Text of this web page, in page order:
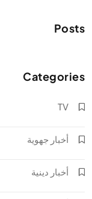
Posts
Categories
TV
أخبار جهوية
أخبار دينية